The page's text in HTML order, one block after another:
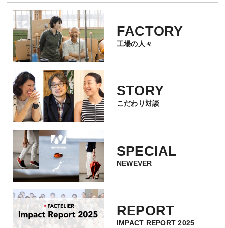
FACTORY
工場の人々
STORY
こだわり対談
SPECIAL
NEWEVER
REPORT
IMPACT REPORT 2025